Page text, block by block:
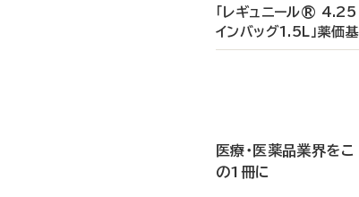
「レギュニール®
インバッグ1.5L」薬価
医療・医薬品業界をこ
の1冊に